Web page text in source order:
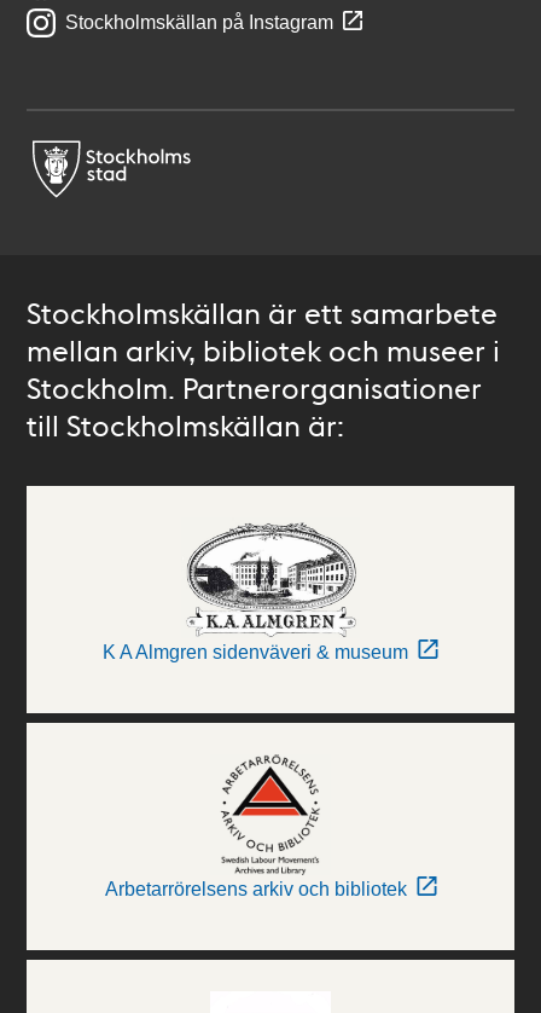
Stockholmskällan på Instagram
Stockholmskällan är ett samarbete
mellan arkiv, bibliotek och museer i
Stockholm. Partnerorganisationer
till Stockholmskällan är:
K A Almgren sidenväveri & museum
Arbetarrörelsens arkiv och bibliotek